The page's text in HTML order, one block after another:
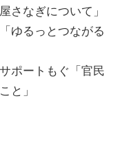
さなぎについて」
ゆるっとつながる
ポートもぐ「官民
と」